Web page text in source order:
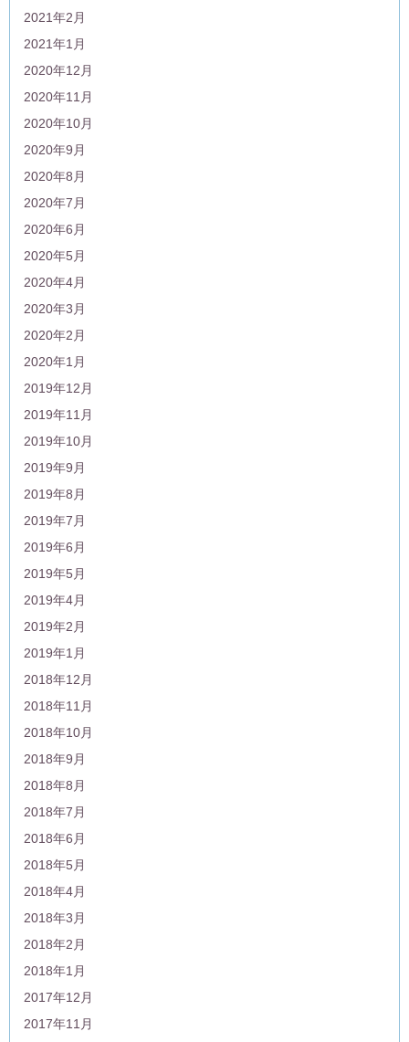
2021年2月
2021年1月
2020年12月
2020年11月
2020年10月
2020年9月
2020年8月
2020年7月
2020年6月
2020年5月
2020年4月
2020年3月
2020年2月
2020年1月
2019年12月
2019年11月
2019年10月
2019年9月
2019年8月
2019年7月
2019年6月
2019年5月
2019年4月
2019年2月
2019年1月
2018年12月
2018年11月
2018年10月
2018年9月
2018年8月
2018年7月
2018年6月
2018年5月
2018年4月
2018年3月
2018年2月
2018年1月
2017年12月
2017年11月